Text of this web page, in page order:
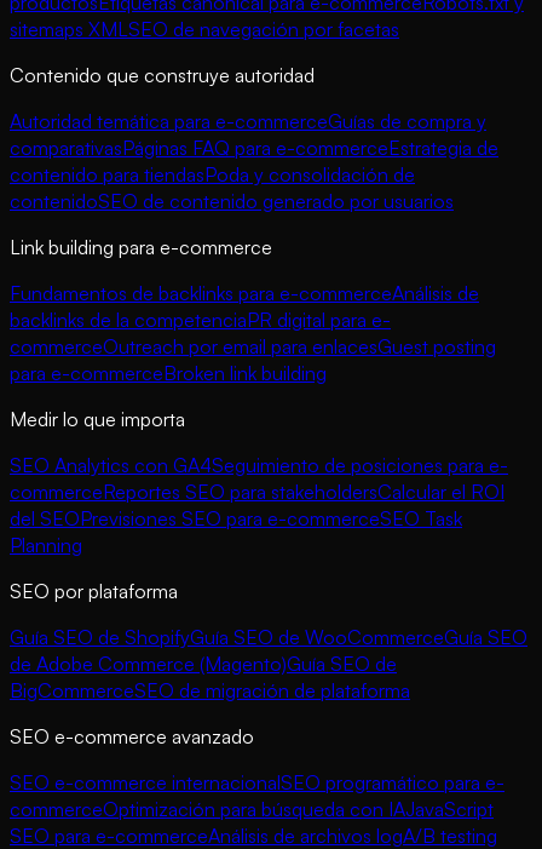
sitemaps XMLSEO de navegación por facetas
Contenido que construye autoridad
Autoridad temática para e-commerceGuías de compra y
comparativasPáginas FAQ para e-commerceEstrategia de
contenido para tiendasPoda y consolidación de
contenidoSEO de contenido generado por usuarios
Link building para e-commerce
Fundamentos de backlinks para e-commerceAnálisis de
backlinks de la competenciaPR digital para e-
commerceOutreach por email para enlacesGuest posting
para e-commerceBroken link building
Medir lo que importa
SEO Analytics con GA4Seguimiento de posiciones para e-
commerceReportes SEO para stakeholdersCalcular el ROI
del SEOPrevisiones SEO para e-commerceSEO Task
Planning
SEO por plataforma
Guía SEO de ShopifyGuía SEO de WooCommerceGuía SEO
de Adobe Commerce (Magento)Guía SEO de
BigCommerceSEO de migración de plataforma
SEO e-commerce avanzado
SEO e-commerce internacionalSEO programático para e-
commerceOptimización para búsqueda con IAJavaScript
SEO para e-commerceAnálisis de archivos logA/B testing